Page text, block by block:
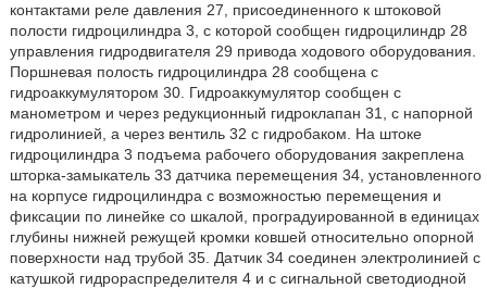
контактами реле давления 27, присоединенного к штоковой
полости гидроцилиндра 3, с которой сообщен гидроцилиндр 28
управления гидродвигателя 29 привода ходового оборудования.
Поршневая полость гидроцилиндра 28 сообщена с
гидроаккумулятором 30. Гидроаккумулятор сообщен с
манометром и через редукционный гидроклапан 31, с напорной
гидролинией, а через вентиль 32 с гидробаком. На штоке
гидроцилиндра 3 подъема рабочего оборудования закреплена
шторка-замыкатель 33 датчика перемещения 34, установленного
на корпусе гидроцилиндра с возможностью перемещения и
фиксации по линейке со шкалой, проградуированной в единицах
глубины нижней режущей кромки ковшей относительно опорной
поверхности над трубой 35. Датчик 34 соединен электролинией с
катушкой гидрораспределителя 4 и с сигнальной светодиодной